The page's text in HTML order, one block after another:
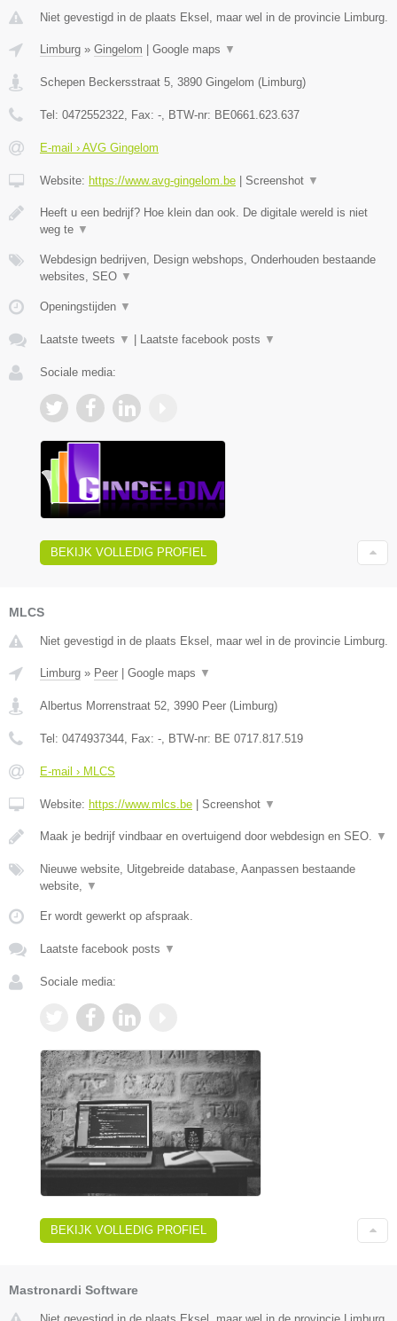
Niet gevestigd in de plaats Eksel, maar wel in de provincie Limburg.
Limburg » Gingelom Google maps ▼
Schepen Beckersstraat 5, 3890 Gingelom (Limburg)
Tel: 0472552322, Fax: -, BTW-nr: BE0661.623.637
E-mail › AVG Gingelom
Website: https://www.avg-gingelom.be Screenshot ▼
Heeft u een bedrijf? Hoe klein dan ook. De digitale wereld is niet
weg te ▼
Webdesign bedrijven, Design webshops, Onderhouden bestaande
websites, SEO ▼
Openingstijden ▼
Laatste tweets ▼ Laatste facebook posts ▼
Sociale media:
BEKIJK VOLLEDIG PROFIEL
MLCS
Niet gevestigd in de plaats Eksel, maar wel in de provincie Limburg.
Limburg » Peer | Google maps ▼
Albertus Morrenstraat 52 3990 Peer (Limburg)
Tel: 0474937344 , Fax: - , BTW-nr: BE 0717.817.519
E-mail › MLCS
Website: https://www.mlcs.be | Screenshot ▼
Maak je bedrijf vindbaar en overtuigend door webdesign en SEO. ▼
Nieuwe website, Uitgebreide database, Aanpassen bestaande
website,
▼
Er wordt gewerkt op afspraak.
Laatste facebook posts ▼
Sociale media:
BEKIJK VOLLEDIG PROFIEL
Mastronardi Software